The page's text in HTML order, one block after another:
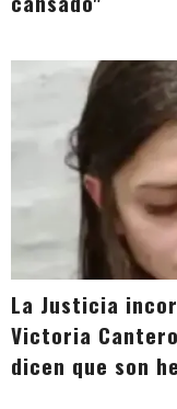
La Justicia
Victoria
dicen que son